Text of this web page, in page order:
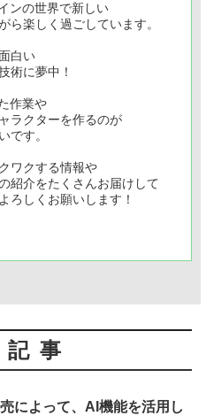
ンの世界で新しい
ら楽しく過ごしています。
白い
術に夢中！
作業や
ラクターを作るのが
です。
ワクする情報や
紹介をたくさんお届けして
ろしくお願いします！
事
によって、AI機能を活用し